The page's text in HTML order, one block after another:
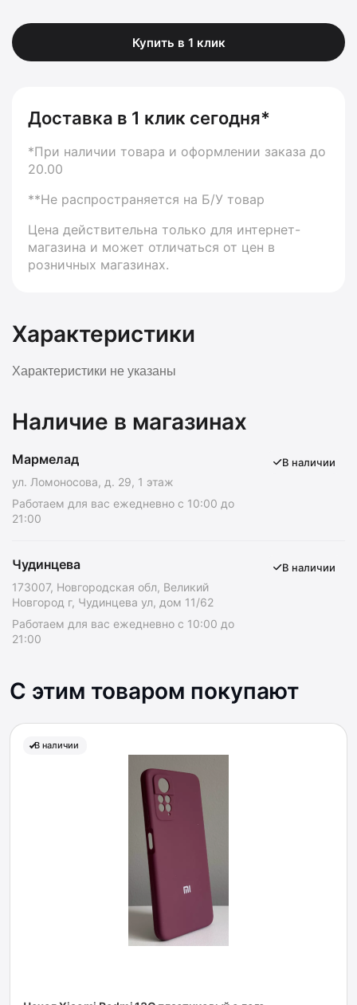
Купить в 1 клик
Доставка в 1 клик сегодня*
*При наличии товара и оформлении заказа до
20.00
**Не распространяется на Б/У товар
Цена действительна только для интернет-
магазина и может отличаться от цен в
розничных магазинах.
Характеристики
Характеристики не указаны
Наличие в магазинах
Мармелад
ул. Ломоносова, д. 29, 1 этаж
Работаем для вас ежедневно с 10:00 до
21:00
В наличии
Чудинцева
173007, Новгородская обл, Великий
Новгород г, Чудинцева ул, дом 11/62
Работаем для вас ежедневно с 10:00 до
21:00
В наличии
С этим товаром покупают
В наличии